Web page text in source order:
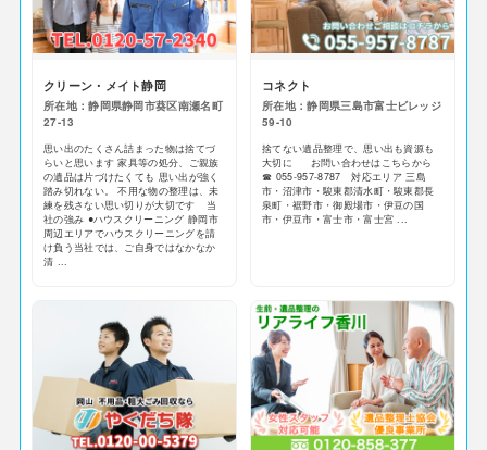
クリーン・メイト静岡
所在地：静岡県静岡市葵区南瀬名町
27-13
思い出のたくさん詰まった物は捨てづ
らいと思います 家具等の処分、ご親族
の遺品は片づけたくても 思い出が強く
踏み切れない。 不用な物の整理は、未
練を残さない思い切りが大切です 当
社の強み ●ハウスクリーニング 静岡市
周辺エリアでハウスクリーニングを請
け負う当社では、ご自身ではなかなか
清 ...
コネクト
所在地：静岡県三島市富士ビレッジ
59-10
捨てない遺品整理で、思い出も資源も
大切に お問い合わせはこちらから
☎ 055-957-8787 対応エリア 三島
市・沼津市・駿東郡清水町・駿東郡長
泉町・裾野市・御殿場市・伊豆の国
市・伊豆市・富士市・富士宮 ...